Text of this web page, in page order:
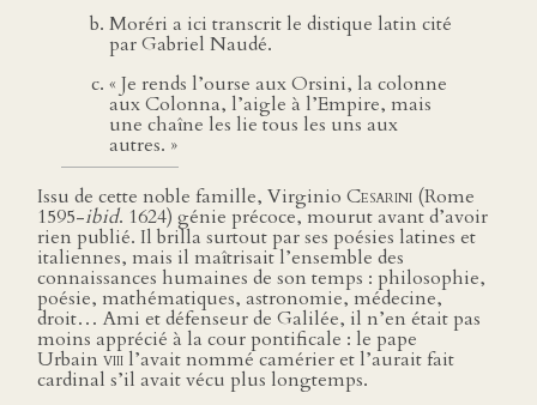
Moréri a ici transcrit le distique latin cité
par Gabriel Naudé.
« Je rends l’ourse aux Orsini, la colonne
aux Colonna, l’aigle à l’Empire, mais
une chaîne les lie tous les uns aux
autres. »
Issu de cette noble famille, Virginio Cesarini (Rome
1595-ibid. 1624) génie précoce, mourut avant d’avoir
rien publié. Il brilla surtout par ses poésies latines et
italiennes, mais il maîtrisait l’ensemble des
connaissances humaines de son temps : philosophie,
poésie, mathématiques, astronomie, médecine,
droit… Ami et défenseur de Galilée, il n’en était pas
moins apprécié à la cour pontificale : le pape
Urbain viii l’avait nommé camérier et l’aurait fait
cardinal s’il avait vécu plus longtemps.